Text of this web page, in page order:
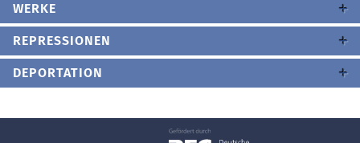
WERKE
REPRESSIONEN
DEPORTATION